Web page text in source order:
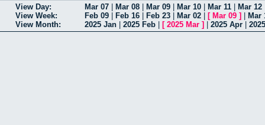
View Day: Mar 07 Mar 08 Mar 09 Mar 10 Mar 11 Mar 12
View Week:
Feb 09 Feb 16 Feb 23 Mar 02 [ Mar 09 ]
Mar
View Month:
2025 Jan 2025 Feb [ 2025 Mar ] 2025 Apr